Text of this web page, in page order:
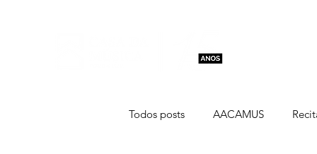
Todos posts AACAMUS